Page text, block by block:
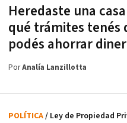
Heredaste una
qué trámites tenés
podés ahorrar
PorAnalía Lanzillotta
POLÍTICA/ Ley de Propiedad